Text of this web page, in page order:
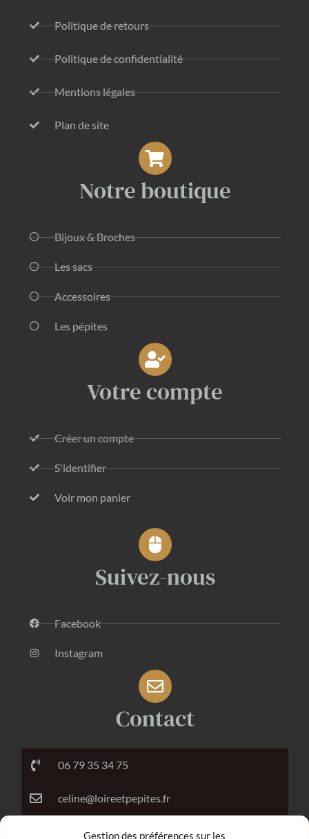
Gestion des préférences sur les
Politique de retours
Politique de confidentialité
Mentions légales
Plan de site
Notre boutique
Bijoux & Broches
Les sacs
Accessoires
Les pépites
Votre compte
Créer un compte
S'identifier
Voir mon panier
Suivez-nous
Facebook
Instagram
Contact
06 79 35 34 75
celine@loireetpepites.fr